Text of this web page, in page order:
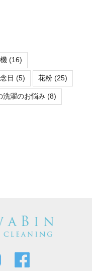
(16)
日 (5) 花粉 (25)
洗濯のお悩み (8)